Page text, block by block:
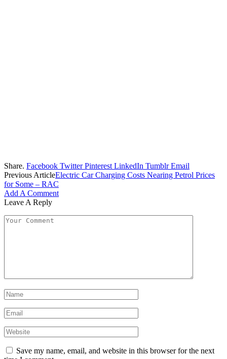
Share. Facebook Twitter Pinterest LinkedIn Tumblr Email
Previous ArticleElectric Car Charging Costs Nearing Petrol Prices
for Some – RAC
Add A Comment
Leave A Reply
Save my name, email, and website in this browser for the next